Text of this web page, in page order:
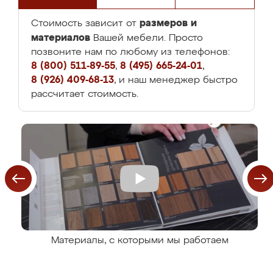
Стоимость зависит от размеров и
материалов Вашей мебели. Просто
позвоните нам по любому из телефонов:
8 (800) 511-89-55, 8 (495) 665-24-01,
8 (926) 409-68-13, и наш менеджер быстро
рассчитает стоимость.
Материалы, с которыми мы работаем